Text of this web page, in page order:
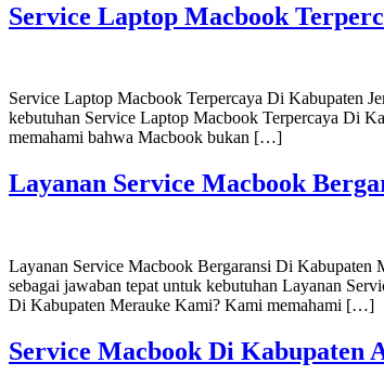
Service Laptop Macbook
Service Laptop Macbook Terpercaya Di Kabupaten
kebutuhan Service Laptop Macbook Terpercaya Di
memahami bahwa Macbook bukan […]
Layanan Service Macbook
Layanan Service Macbook Bergaransi Di Kabupaten
sebagai jawaban tepat untuk kebutuhan Layanan
Di Kabupaten Merauke Kami? Kami memahami […]
Service Macbook Di Kabupaten